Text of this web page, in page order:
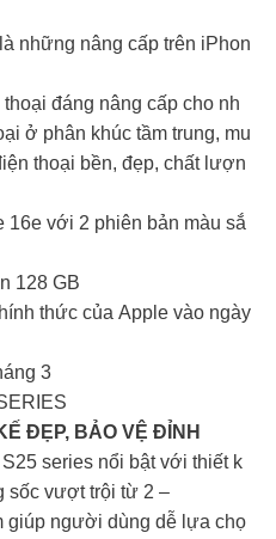
những nâng cấp trên iPhon
đáng nâng cấp cho nh
ở phân khúc tầm trung, mu
thoại bền, đẹp, chất lượn
16e với 2 phiên bản màu sắ
128 GB
thức của Apple vào ngày
3
ĐẸP, BẢO VỆ ĐỈNH
series nổi bật với thiết k
sốc vượt trội từ 2 –
giúp người dùng dễ lựa chọ